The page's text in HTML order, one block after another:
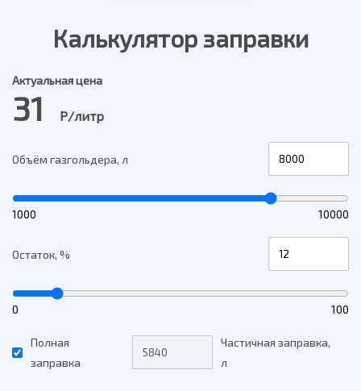
Калькулятор заправки
Актуальная цена
31 Р/литр
Объём газгольдера, л
1000 10000
Остаток, %
0 100
Полная
заправка
Частичная заправка,
л